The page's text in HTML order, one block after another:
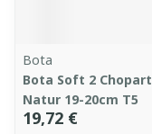
Bota
Bota Soft 2 Chopart
Natur 19-20cm T5
19,72 €